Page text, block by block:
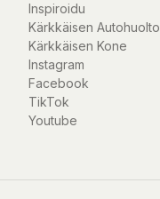
Inspiroidu
Kärkkäisen Autohuolto
Kärkkäisen Kone
Instagram
Facebook
TikTok
Youtube